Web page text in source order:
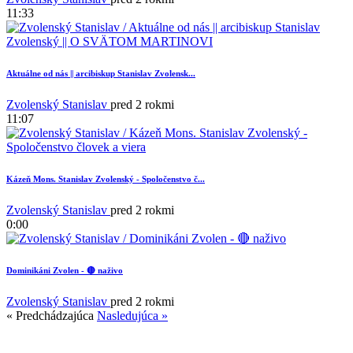
11:33
Aktuálne od nás || arcibiskup Stanislav Zvolensk...
Zvolenský Stanislav pred 2 rokmi
11:07
Kázeň Mons. Stanislav Zvolenský - Spoločenstvo č...
Zvolenský Stanislav pred 2 rokmi
0:00
Dominikáni Zvolen - 🔴 naživo
Zvolenský Stanislav pred 2 rokmi
« Predchádzajúca Nasledujúca »